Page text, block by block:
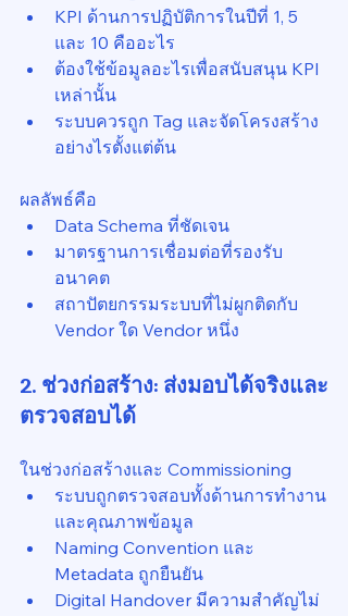
KPI ด้านการปฏิบัติการในปีที่ 1, 5
และ 10 คืออะไร
ต้องใช้ข้อมูลอะไรเพื่อสนับสนุน KPI
เหล่านั้น
ระบบควรถูก Tag และจัดโครงสร้าง
อย่างไรตั้งแต่ต้น
ผลลัพธ์คือ
Data Schema ที่ชัดเจน
มาตรฐานการเชื่อมต่อที่รองรับ
อนาคต
สถาปัตยกรรมระบบที่ไม่ผูกติดกับ
Vendor ใด Vendor หนึ่ง
2. ช่วงก่อสร้าง: ส่งมอบได้จริงและ
ตรวจสอบได้
ในช่วงก่อสร้างและ Commissioning
ระบบถูกตรวจสอบทั้งด้านการทำงาน
และคุณภาพข้อมูล
Naming Convention และ
Metadata ถูกยืนยัน
Digital Handover มีความสำคัญไม่